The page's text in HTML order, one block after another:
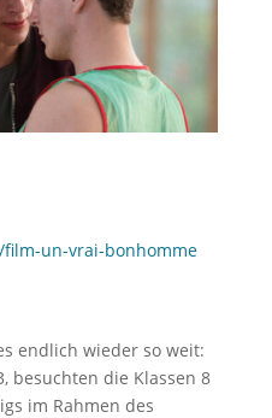
un-vrai-bonhomme
endlich wieder so weit:
besuchten die Klassen 8
im Rahmen des